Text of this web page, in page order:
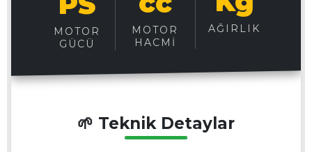
MOTOR
GÜCÜ
MOTOR
HACMI
AĞIRLIK
🌱 Teknik Detaylar